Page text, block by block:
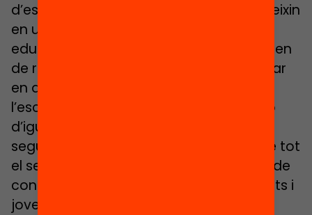
d’escolarització i confinament es tradueixin
en un increment de les desigualtats
educatives, atès que les famílies disposen
de recursos desiguals per a acompanyar
en aquest aprenentatge a distància; i
l’escola, a qui havíem assignat la funció
d’igualació social, no pot garantir el
seguiment en igualtat de condicions de tot
el seu alumnat. Si no som capaços ara de
contenir les desigualtats, quan els infants i
joves tornin a classe serà especialment